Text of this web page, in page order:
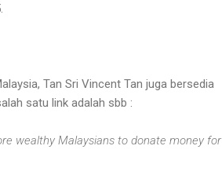
Tan Sri Vincent Tan juga bersedia
satu link adalah sbb :
wealthy Malaysians to donate money for